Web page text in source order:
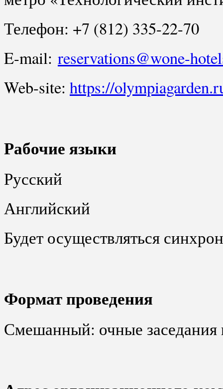
Телефон: +7 (812) 335-22-70
E-mail: reservations@wone-
Web-site: https://
Рабочие языки
Русский
Английский
Будет осуществляться
Формат проведения
Смешанный: очные